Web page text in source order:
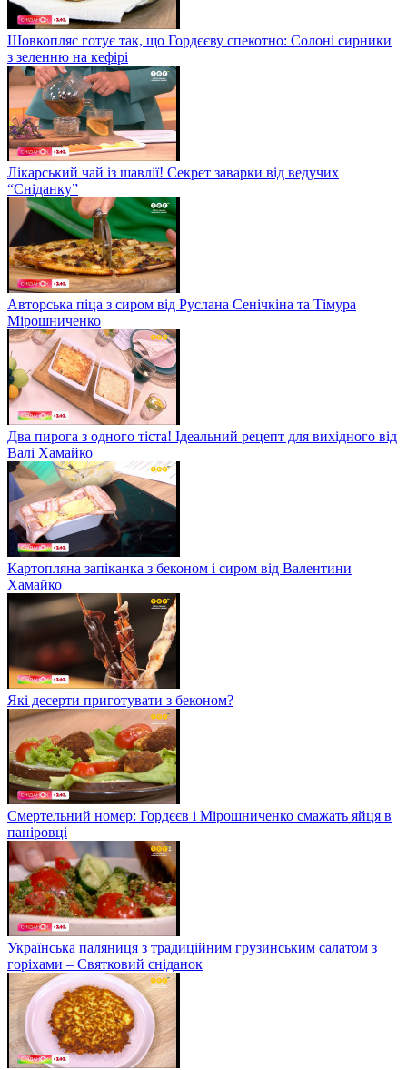
Шовкопляс готує так, що Гордєєву спекотно: Солоні сирники
з зеленню на кефірі
Лікарський чай із шавлії! Секрет заварки від ведучих
“Сніданку”
Авторська піца з сиром від Руслана Сенічкіна та Тімура
Мірошниченко
Два пирога з одного тіста! Ідеальний рецепт для вихідного від
Валі Хамайко
Картопляна запіканка з беконом і сиром від Валентини
Хамайко
Які десерти приготувати з беконом?
Смертельний номер: Гордєєв і Мірошниченко смажать яйця в
паніровці
Українська паляниця з традиційним грузинським салатом з
горіхами – Святковий сніданок